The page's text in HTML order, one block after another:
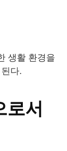
생활 환경을
다.
로서